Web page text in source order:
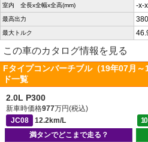
室内 全長x全幅x全高(mm) -x-
最高出力
最大トルク
この車のカタログ情報を見る
Fタイプコンバーチブル（19年07月
ド一覧
2.0L P300
新車時価格977万円(税込)
JC08
12.2km/L
満タンでどこまで走る？